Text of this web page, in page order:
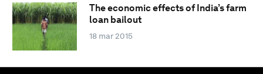
The economic effects of India’s farm
loan bailout
18 mar 2015